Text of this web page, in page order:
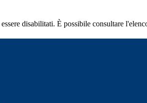
disabilitati. È possibile consultare